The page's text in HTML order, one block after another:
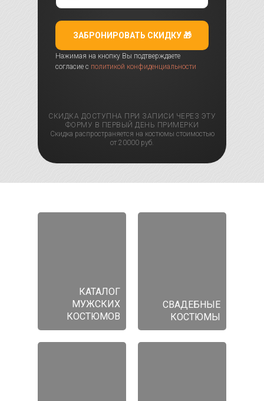
СКИДКА ДОСТУПНА ПРИ ЗАПИСИ ЧЕРЕЗ ЭТУ
ФОРМУ В ПЕРВЫЙ ДЕНЬ ПРИМЕРКИ
Скидка распространяется на костюмы стоимостью
от 20000 руб.
ЗАБРОНИРОВАТЬ СКИДКУ 🎁
Нажимая на кнопку Вы подтверждаете
согласие с политикой конфиденциальности
КАТАЛОГ
МУЖСКИХ
КОСТЮМОВ
СВАДЕБНЫЕ
КОСТЮМЫ